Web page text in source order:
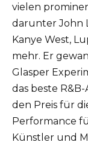
vielen
darunter John
Kanye West,
mehr. Er
Glasper
das beste
den Preis für
Performance
Künstler und